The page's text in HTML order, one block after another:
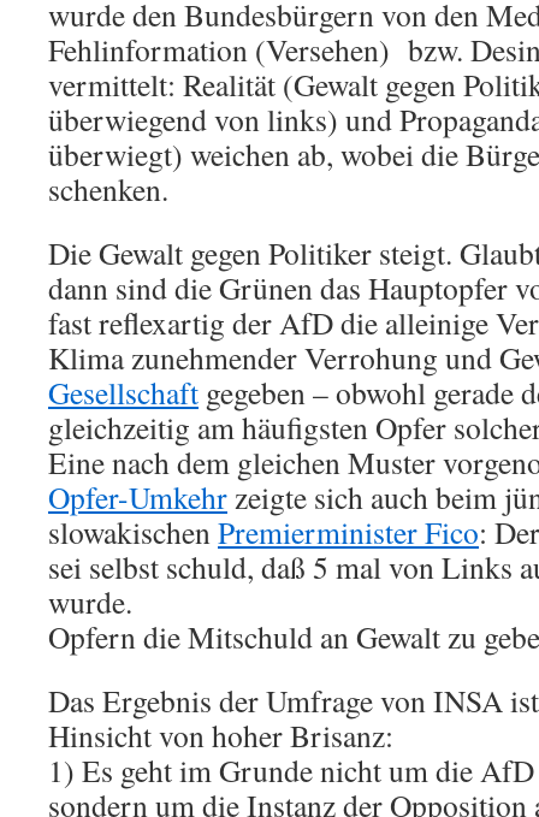
wurde den Bundesbürgern von den
Fehlinformation (Versehen) bzw.
vermittelt: Realität (Gewalt gegen
überwiegend von links) und
überwiegt) weichen ab, wobei die
schenken.
Die Gewalt gegen Politiker steigt.
dann sind die Grünen das Hauptopfer
fast reflexartig der AfD die alleinige
Klima zunehmender Verrohung und
Gesellschaft gegeben – obwohl gerade
gleichzeitig am häufigsten Opfer
Eine nach dem gleichen Muster
Opfer-Umkehrzeigte sich auch beim
slowakischenPremierminister Fico:
sei selbst schuld, daß 5 mal von Links
wurde.
Opfern die Mitschuld an Gewalt zu
Das Ergebnis der Umfrage von INSA
Hinsicht von hoher Brisanz:
1) Es geht im Grunde nicht um die
sondern um die Instanz der